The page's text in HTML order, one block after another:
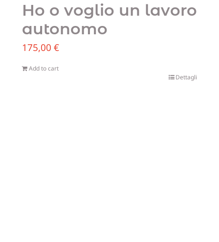
Ho o voglio un lavoro
autonomo
175,00 €
Add to cart
Dettagli